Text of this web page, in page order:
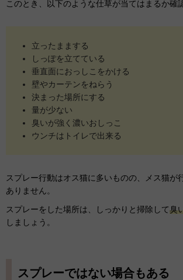
このとき、以下のような仕草が当てはまるか確
立ったままする
しっぽを立てている
垂直面におっしこをかける
壁やカーテンをねらう
決まった場所にする
量が少ない
臭いが強く濃いおしっこ
ウンチはトイレで出来る
スプレー行動はオス猫に多いものの、メス猫が
ありません。
スプレーをした場所は、しっかりと掃除して臭
しましょう。
スプレーではない場合もある